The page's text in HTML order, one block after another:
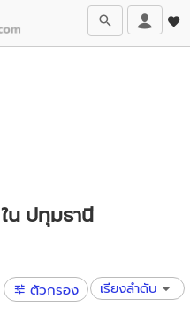
น ปทุมธานี
ตัวกรอง เรียงลำดับ